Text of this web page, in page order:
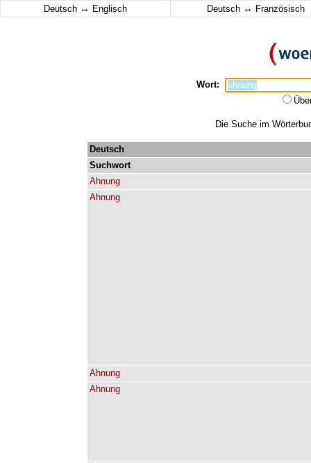
Deutsch ↔ Englisch Deutsch ↔ Französisch
Wort:
Die Suche im
Deutsch
Suchwort
Ahnung
Ahnung
Ahnung
Ahnung